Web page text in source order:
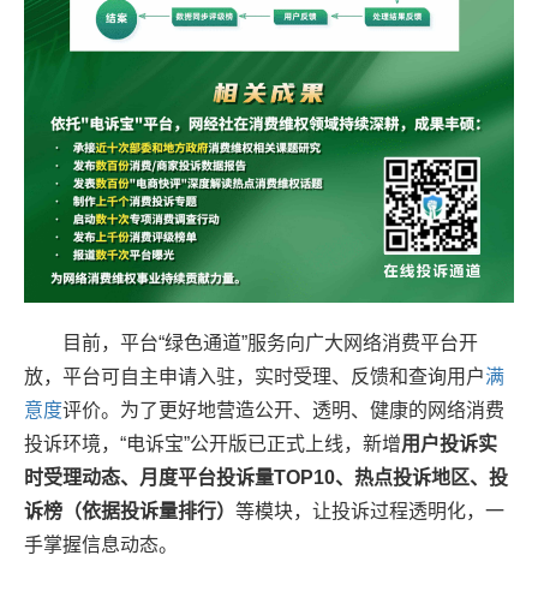
目前，平台“绿色通道”服务向广大网络消费平台开
放，平台可自主申请入驻，实时受理、反馈和查询用户满
意度评价。为了更好地营造公开、透明、健康的网络消费
投诉环境，“电诉宝”公开版已正式上线，新增用户投诉实
时受理动态、月度平台投诉量TOP10、热点投诉地区、投
诉榜（依据投诉量排行） 等模块，让投诉过程透明化，一
手掌握信息动态。